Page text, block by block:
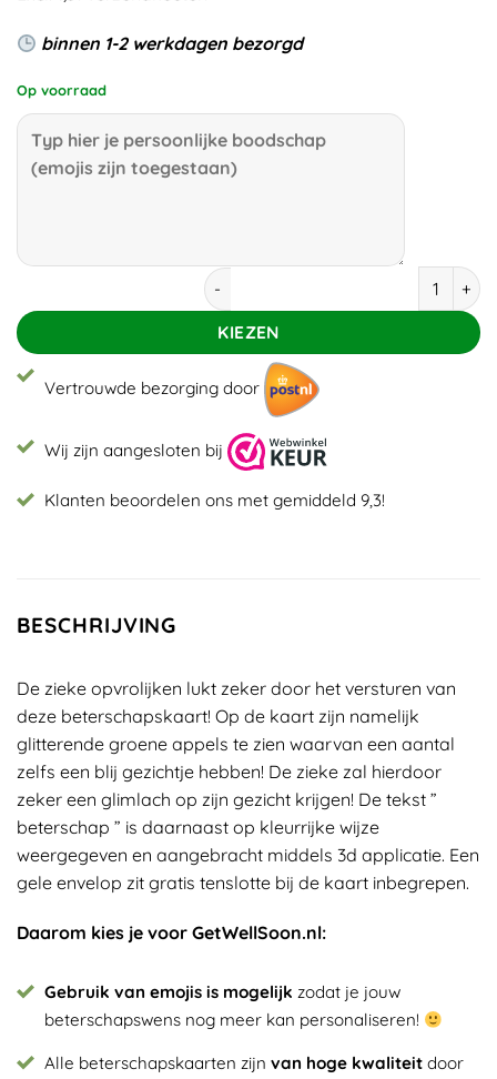
binnen 1-2 werkdagen bezorgd
Op voorraad
Beterschap blije groene appels aantal
KIEZEN
Vertrouwde bezorging door
Wij zijn aangesloten bij
Klanten beoordelen ons met gemiddeld 9,3!
BESCHRIJVING
De zieke opvrolijken lukt zeker door het versturen van
deze beterschapskaart! Op de kaart zijn namelijk
glitterende groene appels te zien waarvan een aantal
zelfs een blij gezichtje hebben! De zieke zal hierdoor
zeker een glimlach op zijn gezicht krijgen! De tekst ”
beterschap ” is daarnaast op kleurrijke wijze
weergegeven en aangebracht middels 3d applicatie. Een
gele envelop zit gratis tenslotte bij de kaart inbegrepen.
Daarom kies je voor GetWellSoon.nl:
Gebruik van emojis is mogelijk zodat je jouw
beterschapswens nog meer kan personaliseren!
Alle beterschapskaarten zijn van hoge kwaliteit door